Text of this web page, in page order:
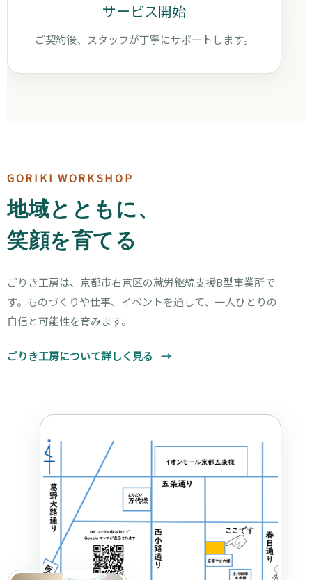
サービス開始
ご契約後、スタッフが丁寧にサポートします。
GORIKI WORKSHOP
地域とともに、
笑顔を育てる
ごりき工房は、京都市右京区の就労継続支援B型事業所で
す。ものづくりや仕事、イベントを通して、一人ひとりの
自信と可能性を育みます。
ごりき工房について詳しく見る →